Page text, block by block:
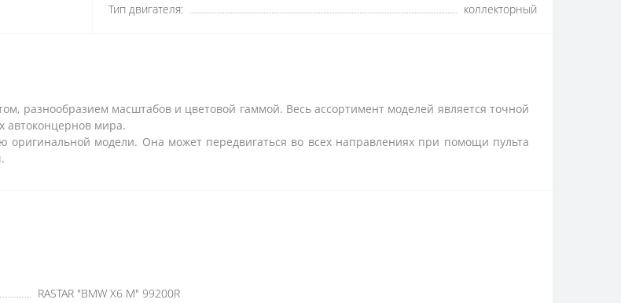
Тип двигателя:
коллекторный
разнообразием масштабов и цветовой гаммой. Весь ассортимент моделей является точной
автоконцернов мира.
модели. Она может передвигаться во всех направлениях при помощи пульта
RASTAR "BMW X6 M" 99200R